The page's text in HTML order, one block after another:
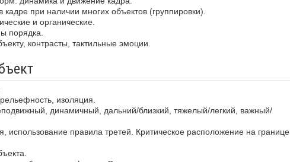
при наличии многих объектов (группировки).
и органические.
порядка.
контрасты, тактильные эмоции.
изоляция.
динамичный, дальний/близкий, тяжелый/легкий, важный/
использование правила третей. Критическое расположение на границе